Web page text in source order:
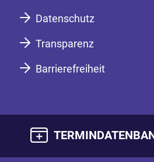
Datenschutz
Transparenz
Barrierefreiheit